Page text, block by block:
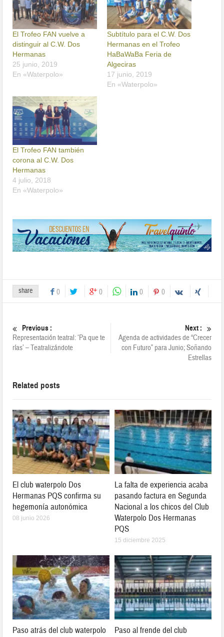
El Trofeo FAN vuelve a
distinguir al C.W. Dos
Hermanas
25 junio, 2019
En «Waterpolo»
Subtítulo para el C.W. Dos
Hermanas en el Trofeo
HaBaWaBa Feria de
Algeciras
17 junio, 2019
En «Waterpolo»
El Trofeo FAN también
corona al C.W. Dos
Hermanas
4 julio, 2018
En «Waterpolo»
share 0 0 0 0
Previous :
Representación teatral: ‘Pa que te
rías’ – Teatralizándote
Next :
Agenda de actividades de “Crecer
con Futuro” para Junio; Soñando
Estrellas
Related posts
El club waterpolo Dos
Hermanas PQS confirma su
hegemonía autonómica
08 junio 2026
La falta de experiencia acaba
pasando factura en Segunda
Nacional a los chicos del Club
Waterpolo Dos Hermanas
PQS
15 diciembre 2025
Paso atrás del club waterpolo
Paso al frende del club